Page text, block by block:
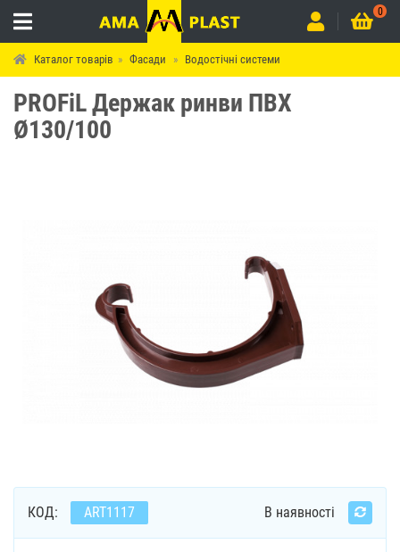
0
Каталог товарів Фасади Водостічні системи
PROFiL Держак ринви ПВХ
Ø130/100
КОД: ART1117 В наявності